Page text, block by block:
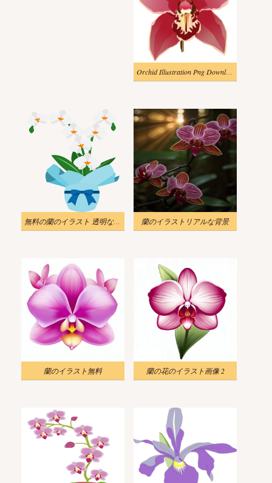
Orchid Illustration Png Download
無料の蘭のイラスト 透明な背景 蘭のイラストリアルな背景
蘭のイラスト無料 蘭の花のイラスト画像 2